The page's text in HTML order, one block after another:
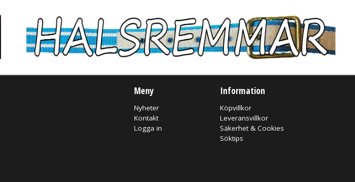
Meny
Nyheter
Kontakt
Logga in
Information
Köpvillkor
Leveransvillkor
Säkerhet & Cookies
Söktips